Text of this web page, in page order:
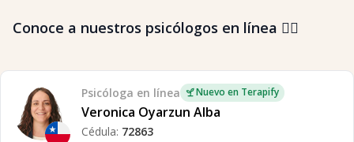
Conoce a nuestros psicólogos en línea 👇🏼
Psicóloga en línea Nuevo en Terapify
Veronica Oyarzun Alba
Cédula: 72863